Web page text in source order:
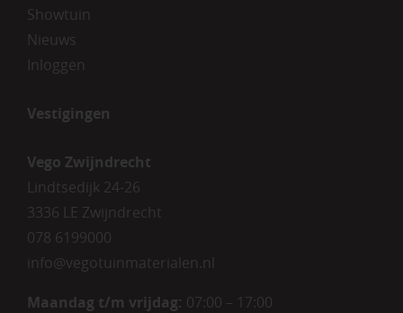
Showtuin
Nieuws
Inloggen
Vestigingen
Vego Zwijndrecht
Lindtsedijk 24-26
3336 LE Zwijndrecht
078 6199000
info@vegotuinmaterialen.nl
Maandag t/m vrijdag: 07:00 – 17:00